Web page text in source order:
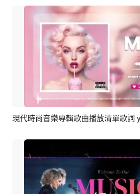
預覽 AI剪
現代時尚音樂專輯歌曲播放清單歌詞